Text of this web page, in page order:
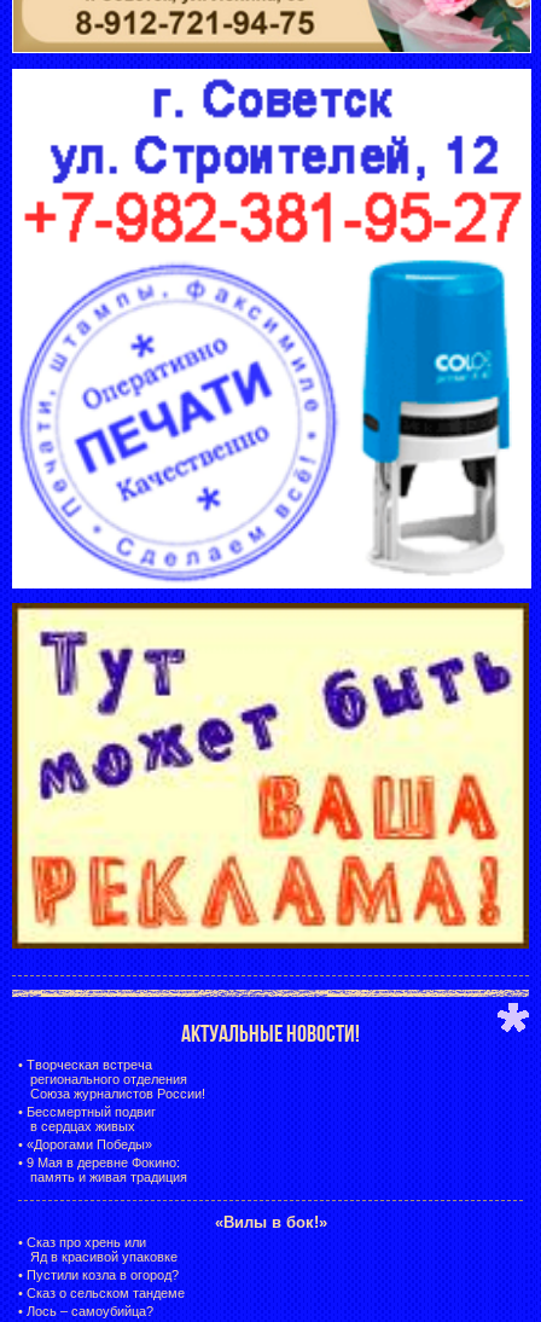
АКТУАЛЬНЫЕ НОВОСТИ!
• Творческая встреча
регионального отделения
Союза журналистов России!
• Бессмертный подвиг
в сердцах живых
• «Дорогами Победы»
• 9 Мая в деревне Фокино:
память и живая традиция
«Вилы в бок!»
• Сказ про хрень или
Яд в красивой упаковке
• Пустили козла в огород?
• Сказ о сельском тандеме
• Лось – самоубийца?